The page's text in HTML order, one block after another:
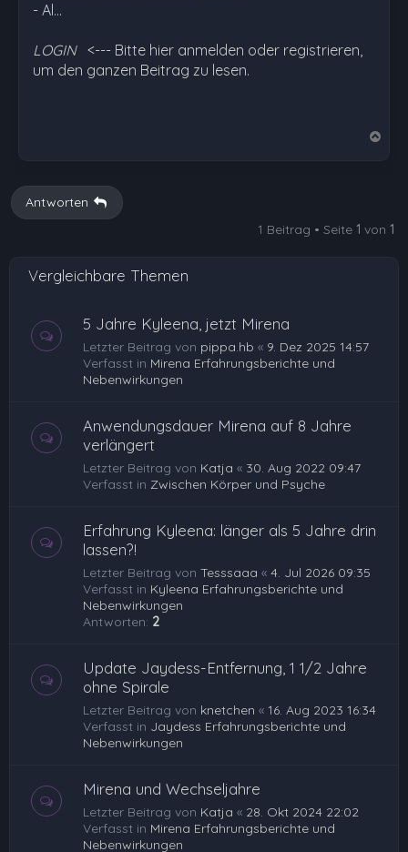
- Al…
LOGIN <--- Bitte hier anmelden oder registrieren,
um den ganzen Beitrag zu lesen.
b
Antworten
1 Beitrag • Seite 1 von 1
Vergleichbare Themen
5 Jahre Kyleena, jetzt Mirena
Letzter Beitrag von pippa.hb « 9. Dez 2025 14:57
Verfasst in Mirena Erfahrungsberichte und
Nebenwirkungen
Anwendungsdauer Mirena auf 8 Jahre
verlängert
Letzter Beitrag von Katja « 30. Aug 2022 09:47
Verfasst in Zwischen Körper und Psyche
Erfahrung Kyleena: länger als 5 Jahre drin
lassen?!
Letzter Beitrag von Tesssaaa « 4. Jul 2026 09:35
Verfasst in Kyleena Erfahrungsberichte und
Nebenwirkungen
Antworten: 2
Update Jaydess-Entfernung, 1 1/2 Jahre
ohne Spirale
Letzter Beitrag von knetchen « 16. Aug 2023 16:34
Verfasst in Jaydess Erfahrungsberichte und
Nebenwirkungen
Mirena und Wechseljahre
Letzter Beitrag von Katja « 28. Okt 2024 22:02
Verfasst in Mirena Erfahrungsberichte und
Nebenwirkungen